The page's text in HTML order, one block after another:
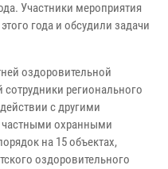
Участники мероприятия
года и обсудили задачи
оздоровительной
сотрудники регионального
с другими
охранными
на 15 объектах,
оздоровительного